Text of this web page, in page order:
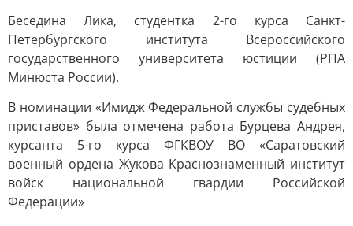
Беседина Лика, студентка 2-го курса Санкт-
Петербургского института Всероссийского
государственного университета юстиции (РПА
Минюста России).
В номинации «Имидж Федеральной службы судебных
приставов» была отмечена работа Бурцева Андрея,
курсанта 5-го курса ФГКВОУ ВО «Саратовский
военный ордена Жукова Краснознаменный институт
войск национальной гвардии Российской
Федерации»